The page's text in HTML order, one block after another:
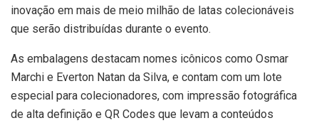
inovação em mais de meio milhão de latas colecionáveis
que serão distribuídas durante o evento.
As embalagens destacam nomes icônicos como Osmar
Marchi e Everton Natan da Silva, e contam com um lote
especial para colecionadores, com impressão fotográfica
de alta definição e QR Codes que levam a conteúdos